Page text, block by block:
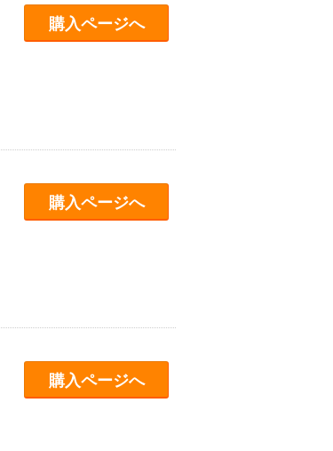
購入ページへ
購入ページへ
購入ページへ